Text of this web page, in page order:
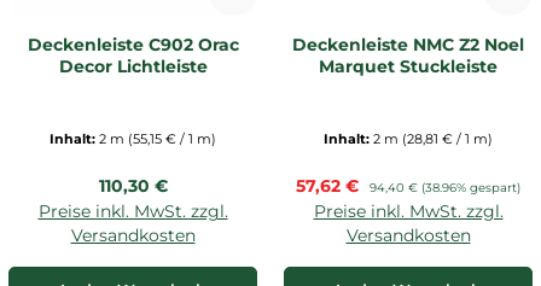
Deckenleiste C902 Orac
Decor Lichtleiste
Inhalt: 2 m (55,15 € / 1 m)
Regulärer Preis:
110,30 €
Preise inkl. MwSt. zzgl.
Versandkosten
Deckenleiste NMC Z2 Noel
Marquet Stuckleiste
Inhalt: 2 m (28,81 € / 1 m)
Verkaufspreis:
57,62 € Regulärer Preis:
94,40 € (38.96% gespart)
Preise inkl. MwSt. zzgl.
Versandkosten